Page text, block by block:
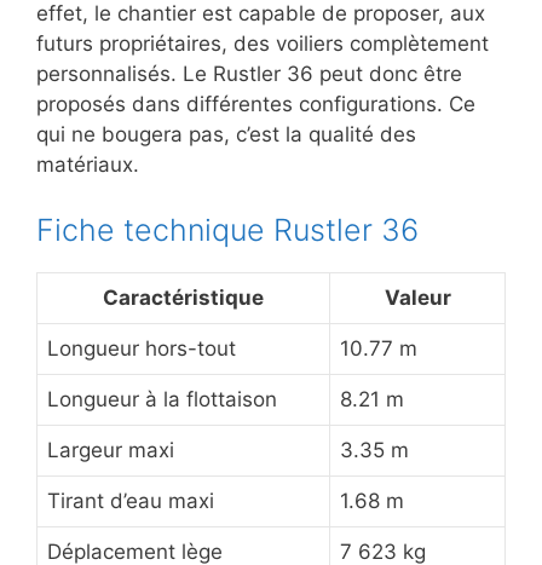
effet, le chantier est capable de proposer, aux
futurs propriétaires, des voiliers complètement
personnalisés. Le Rustler 36 peut donc être
proposés dans différentes configurations. Ce
qui ne bougera pas, c’est la qualité des
matériaux.
Fiche technique Rustler 36
Caractéristique Valeur
Longueur hors-tout 10.77 m
Longueur à la flottaison 8.21 m
Largeur maxi 3.35 m
Tirant d’eau maxi 1.68 m
Déplacement lège 7 623 kg